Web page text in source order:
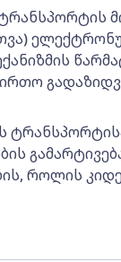
როლის